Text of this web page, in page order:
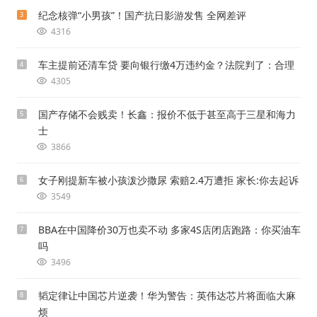
3 纪念核弹“小男孩”！国产抗日影游发售 全网差评
4316
4 车主提前还清车贷 要向银行缴4万违约金？法院判了：合理
4305
5
国产存储不会贱卖！长鑫：报价不低于甚至高于三星和海力
士
3866
6 女子刚提新车被小孩泼沙撒尿 索赔2.4万遭拒 家长:你去起诉
3549
7
BBA在中国降价30万也卖不动 多家4S店闭店跑路：你买油车
吗
3496
8
韬定律让中国芯片逆袭！华为警告：英伟达芯片将面临大麻
烦